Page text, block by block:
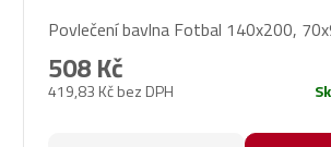
Povlečení bavlna Fotbal 140x200,
419,83 Kč bez DPH
508 Kč